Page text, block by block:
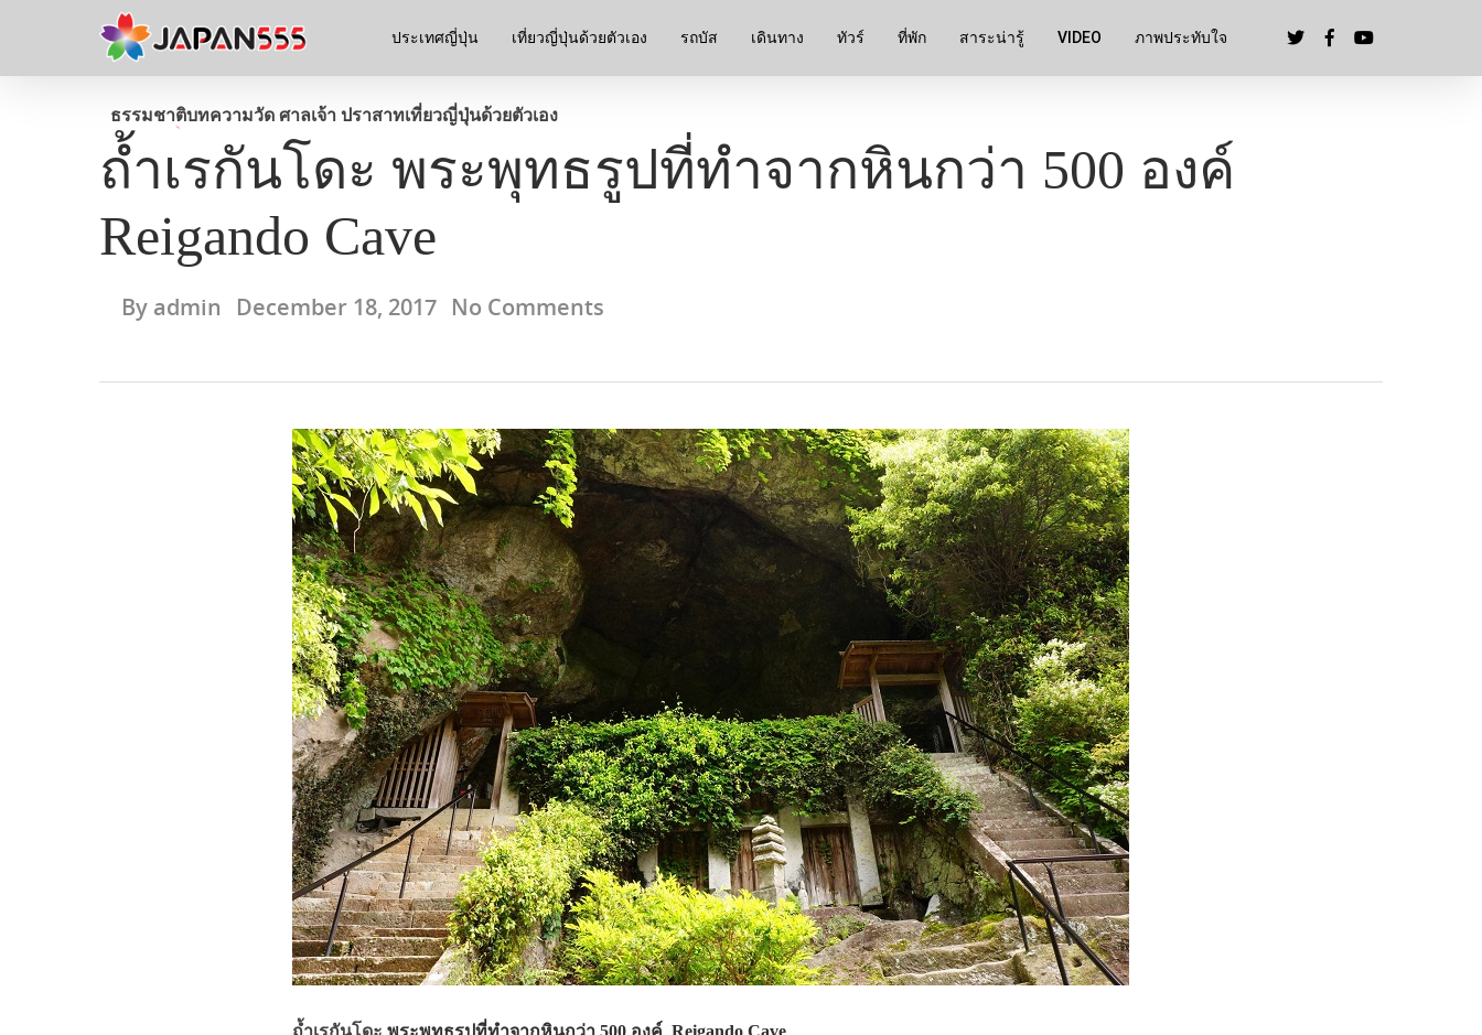
ประเทศญี่ปุ่น เที่ยวญี่ปุ่นด้วยตัวเอง รถบัส เดินทาง ทัวร์ ที่พัก สาระน่ารู้ VIDEO ภาพประทับใจ
ธรรมชาติบทความวัด ศาลเจ้า ปราสาทเที่ยวญี่ปุ่นด้วยตัวเอง
ถ้ำเรกันโดะ พระพุทธรูปที่ทำจากหินกว่า 500 องค์
Reigando Cave
By admin December 18, 2017 No Comments
ถ้ำเรกันโดะ พระพุทธรูปที่ทำจากหินกว่า 500 องค์ Reigando Cave